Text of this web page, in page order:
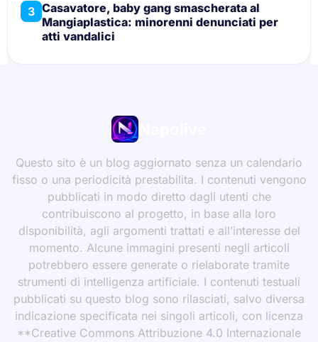
3 Casavatore, baby gang smascherata al
Mangiaplastica: minorenni denunciati per
atti vandalici
Questo sito è un blog aggiornato senza un calendario
fisso o una periodicità prestabilita. I contenuti vengono
pubblicati in modo diretto dagli utenti che
contribuiscono al progetto, in base alla loro
disponibilità, agli argomenti trattati e all’interesse del
momento. Alcune immagini presenti negli articoli
potrebbero essere generate o rielaborate tramite
strumenti di intelligenza artificiale. I contenuti testuali
pubblicati su questo blog sono rilasciati, salvo diversa
indicazione specificata nei singoli articoli, con licenza
**Creative Commons Attribuzione 4.0 Internazionale